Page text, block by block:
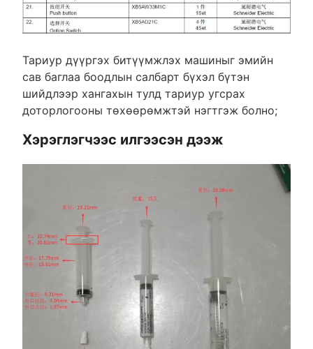
Тариур дүүргэх битүүмжлэх машиныг эмийн
сав баглаа боодлын салбарт бүхэл бүтэн
шийдлээр хангахын тулд тариур угсрах
доторлогооны төхөөрөмжтэй нэгтгэж болно;
Хэрэглэгчээс илгээсэн дээж